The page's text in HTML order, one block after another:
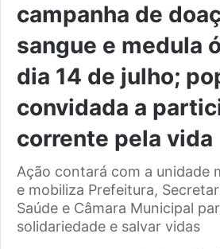
campanha de
sangue e medula
dia 14 de julho;
convidada a
corrente pela vida
Ação contará com a unidade
e mobiliza Prefeitura,
Saúde e Câmara Municipal
solidariedade e salvar vidas